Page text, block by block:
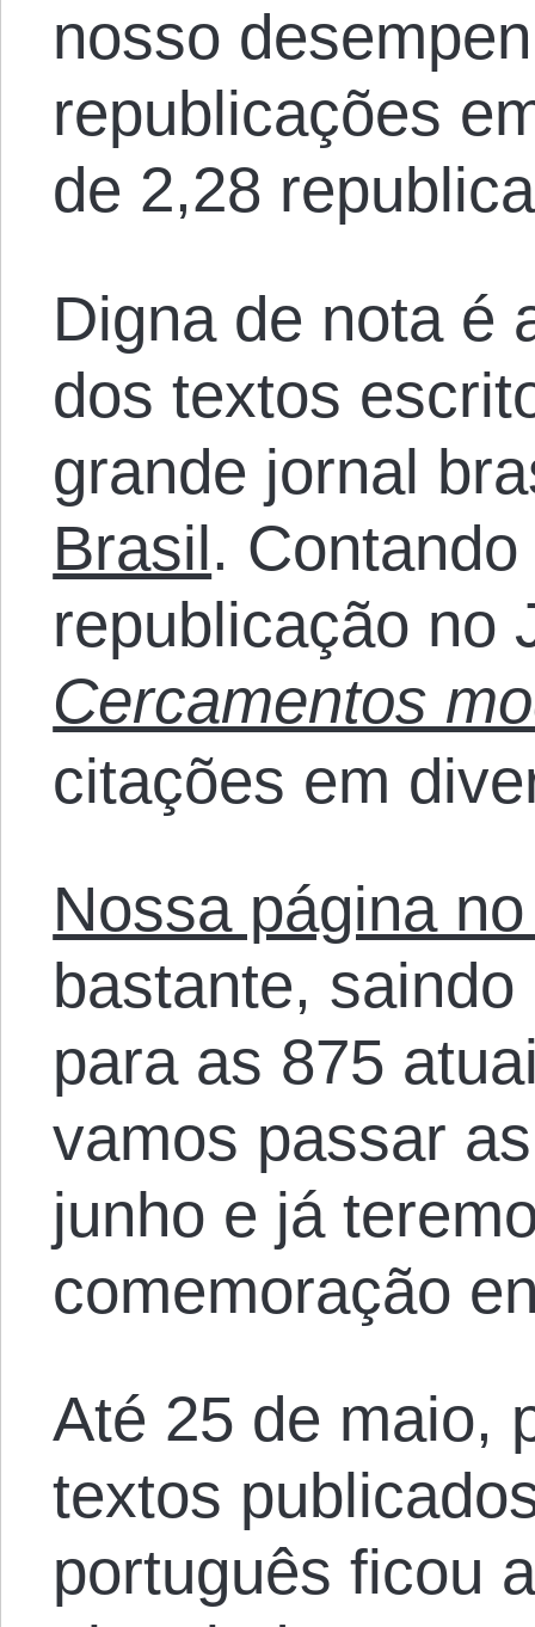
nosso
republicações
de 2,28
Digna de nota é
dos textos
grande jornal
Brasil.
republicação no
Cercamentos
citações em
Nossa página
bastante,
para as 875
vamos passar
junho e já
comemoração
Até 25 de maio,
textos
português ficou